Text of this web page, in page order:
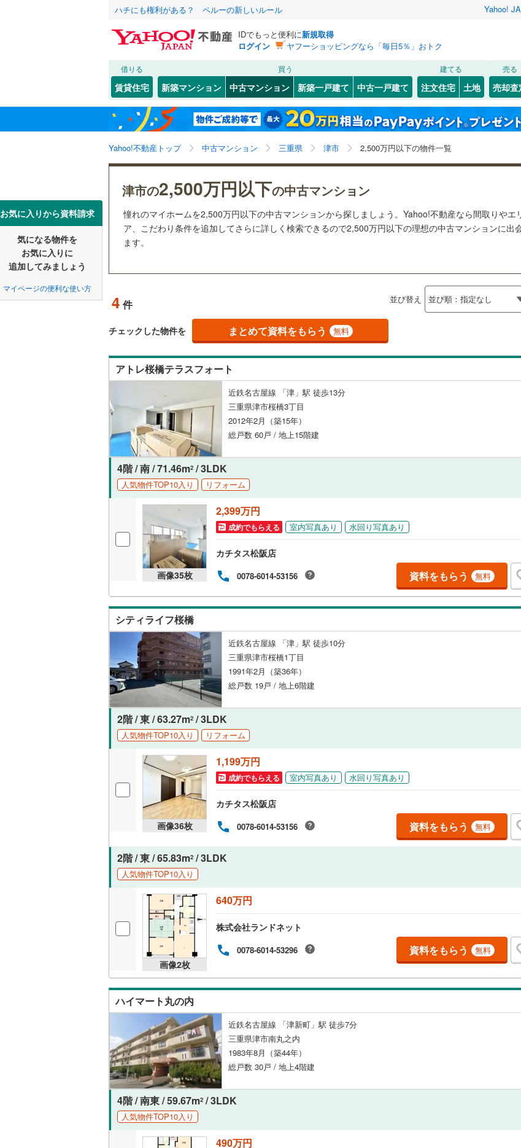
ハチにも権利がある？ ペルーの新しいルール Yahoo!
IDでもっと便利に新規取得
ログイン
ヤフーショッピングなら「毎日5％」おトク
借りる
賃貸住宅
買う
新築マンション 中古マンション 新築一戸建て 中古一戸建て
建てる
注文住宅 土地
売る
売却査
Yahoo!不動産トップ 中古マンション 三重県 津市 2,500万円以下の物件一覧
お気に入りから資料請求
気になる物件を
お気に入りに
追加してみましょう
マイページの便利な使い方
津市の2,500万円以下の中古マンション
憧れのマイホームを2,500万円以下の中古マンションから探しましょう。Yahoo!不動産なら間取りやエ
ア、こだわり条件を追加してさらに詳しく検索できるので2,500万円以下の理想の中古マンションに出
ます。
4 件 並び替え
チェックした物件を まとめて資料をもらう 無料
アトレ桜橋テラスフォート
近鉄名古屋線 「津」駅 徒歩13分
三重県津市桜橋3丁目
2012年2月（築15年）
総戸数 60戸 / 地上15階建
4階 / 南 / 71.46m2 / 3LDK
人気物件TOP10入り リフォーム
画像35枚
2,399万円
成約でもらえる 室内写真あり 水回り写真あり
カチタス松阪店
0078-6014-53156 資料をもらう 無料
シティライフ桜橋
近鉄名古屋線 「津」駅 徒歩10分
三重県津市桜橋1丁目
1991年2月（築36年）
総戸数 19戸 / 地上6階建
2階 / 東 / 63.27m2 / 3LDK
人気物件TOP10入り リフォーム
画像36枚
1,199万円
成約でもらえる 室内写真あり 水回り写真あり
カチタス松阪店
0078-6014-53156 資料をもらう 無料
2階 / 東 / 65.83m2 / 3LDK
人気物件TOP10入り
画像2枚
640万円
株式会社ランドネット
0078-6014-53296 資料をもらう 無料
ハイマート丸の内
近鉄名古屋線 「津新町」駅 徒歩7分
三重県津市南丸之内
1983年8月（築44年）
総戸数 30戸 / 地上4階建
4階 / 南東 / 59.67m2 / 3LDK
人気物件TOP10入り
490万円
北海道 北海道
東北 青森 岩手 宮城 秋田 山形
関東 東京 神奈川 埼玉 千葉
新潟
東海 愛知 岐阜 静岡 三重
近畿
中国 鳥取 島根 岡山 広島 山口
高知
福岡 佐賀 長崎
該当物件0件
津市(4) 四日市市(9)
松阪市(1) 桑名市(2)
名張市
(0 尾鷲市 (
鳥羽市(9
志摩市 ( )
員弁郡東員町(0) 三重郡菰野町(0)
多気郡大台町(0) 度会郡玉城町(0)
度会郡南伊勢町(0)
南牟婁郡御浜町(0)
該当物件0件
桜橋(3) 南丸之内(1)
該当物件0件
JR 関西本線（JR東海）(0) 紀勢本線（JR東海）( 3)
参宮線(0) 関西本線（JR西日本）(0)
私鉄・その他 伊勢鉄道(3) 養老鉄道養老線(0)
近鉄名古屋線
該当物件0件
該当物件0件
こだわり条件 リフォーム、リノベーション
リノベーション・リフォーム
（2）
築古・築30年以上（3）
共用設備
宅配ボックスあり
トランクルーム （ ）
駐車場空きあり（近隣を含む）
オートロック（1）
管理・管理規約
24時間有人管理（0）
配置、向き、建ち方、日当たり
階下に住戸なし （ 0）
構造・規模・施工・品質・工法関連
（0）
立地
共用施設
コンシェルジュサービス（0） キッズルーム（0）
床暖房（0
間取り、居室全体
LD
リビングダイニング15畳以上
キッチン
独立型キッチン（0） 対面キッチン（0）
浴室乾燥機あり
バルコニー、庭
ルーフバルコニー（ 専用庭（0）
収納
ウォークインクローゼット
（0）
販売、価格、契約、入居関連など
オンライン内見(相談)可
該当物件0件
検索条件を保存しました
この検索条件の新着物件通知は、 マイページから設定でき
保存した条件を見る
三重県、津市、2,500万円
マイページ
閉じる お気に入りリストを見る
閉じる
閉じる お気に入りリストを見る
閉じる